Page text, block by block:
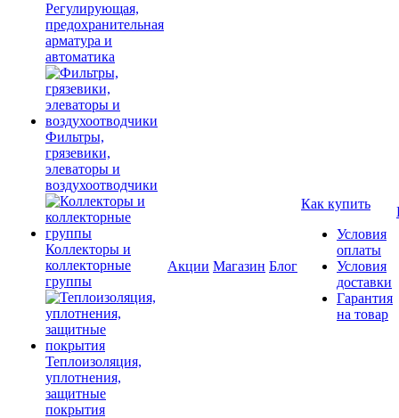
Регулирующая,
предохранительная
арматура и
автоматика
Фильтры,
грязевики,
элеваторы и
воздухоотводчики
Коллекторы и
коллекторные
группы
Теплоизоляция,
уплотнения,
защитные
покрытия
Акции Магазин Блог
Как купить
Условия
оплаты
Условия
доставки
Гарантия
на товар